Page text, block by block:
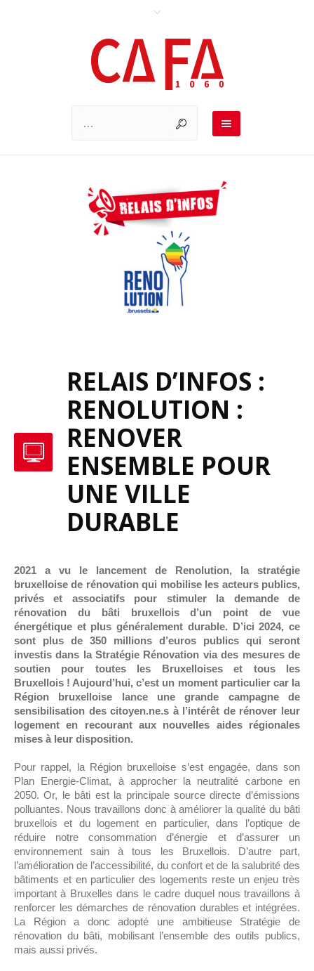
RELAIS D’INFOS :
RENOLUTION :
RENOVER
ENSEMBLE POUR
UNE VILLE
DURABLE
2021 a vu le lancement de Renolution, la stratégie
bruxelloise de rénovation qui mobilise les acteurs publics,
privés et associatifs pour stimuler la demande de
rénovation du bâti bruxellois d’un point de vue
énergétique et plus généralement durable. D’ici 2024, ce
sont plus de 350 millions d’euros publics qui seront
investis dans la Stratégie Rénovation via des mesures de
soutien pour toutes les Bruxelloises et tous les
Bruxellois ! Aujourd’hui, c’est un moment particulier car la
Région bruxelloise lance une grande campagne de
sensibilisation des citoyen.ne.s à l’intérêt de rénover leur
logement en recourant aux nouvelles aides régionales
mises à leur disposition.
Pour rappel, la Région bruxelloise s’est engagée, dans son
Plan Energie-Climat, à approcher la neutralité carbone en
2050. Or, le bâti est la principale source directe d’émissions
polluantes. Nous travaillons donc à améliorer la qualité du bâti
bruxellois et du logement en particulier, dans l’optique de
réduire notre consommation d’énergie et d’assurer un
environnement sain à tous les Bruxellois. D’autre part,
l’amélioration de l’accessibilité, du confort et de la salubrité des
bâtiments et en particulier des logements reste un enjeu très
important à Bruxelles dans le cadre duquel nous travaillons à
renforcer les démarches de rénovation durables et intégrées.
La Région a donc adopté une ambitieuse Stratégie de
rénovation du bâti, mobilisant l’ensemble des outils publics,
mais aussi privés.